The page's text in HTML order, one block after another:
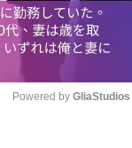
Powered by GliaStudios